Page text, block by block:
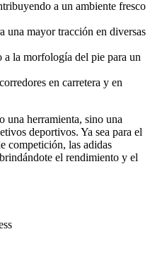
a un ambiente fresco
una mayor tracción en diversas
a la morfología del pie para un
en carretera y en
una herramienta, sino una
deportivos. Ya sea para el
competición, las adidas
el rendimiento y el